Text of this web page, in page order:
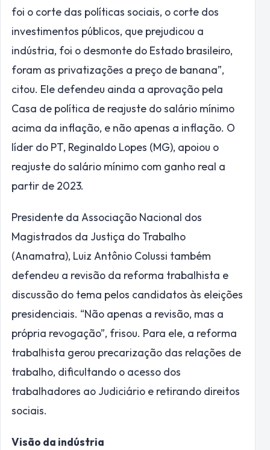
foi o corte das políticas sociais, o corte dos
investimentos públicos, que prejudicou a
indústria, foi o desmonte do Estado brasileiro,
foram as privatizações a preço de banana”,
citou. Ele defendeu ainda a aprovação pela
Casa de política de reajuste do salário mínimo
acima da inflação, e não apenas a inflação. O
líder do PT, Reginaldo Lopes (MG), apoiou o
reajuste do salário mínimo com ganho real a
partir de 2023.
Presidente da Associação Nacional dos
Magistrados da Justiça do Trabalho
(Anamatra), Luiz Antônio Colussi também
defendeu a revisão da reforma trabalhista e
discussão do tema pelos candidatos às eleições
presidenciais. “Não apenas a revisão, mas a
própria revogação”, frisou. Para ele, a reforma
trabalhista gerou precarização das relações de
trabalho, dificultando o acesso dos
trabalhadores ao Judiciário e retirando direitos
sociais.
Visão da indústria